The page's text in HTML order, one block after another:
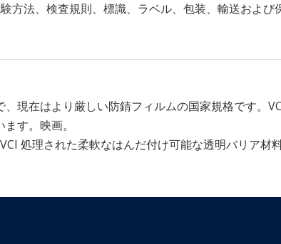
方法、検査規則、標識、ラベル、包装、輸送およ
現在はより厳しい防錆フィルムの国家規格です。
す。映画。
処理された柔軟なはんだ付け可能な透明バリア材